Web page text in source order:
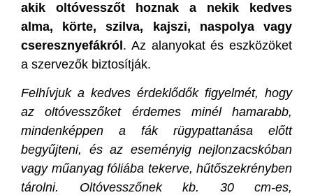
akik oltóvesszőt hoznak a nekik kedves
alma, körte, szilva, kajszi, naspolya vagy
cseresznyefákról . Az alanyokat és eszközöket
a szervezők biztosítják.
Felhívjuk a kedves érdeklődők figyelmét, hogy
az oltóvesszőket érdemes minél hamarabb,
mindenképpen a fák rügypattanása előtt
begyűjteni, és az eseményig nejlonzacskóban
vagy műanyag fóliába tekerve, hűtőszekrényben
tárolni. Oltóvesszőnek kb. 30 cm-es,